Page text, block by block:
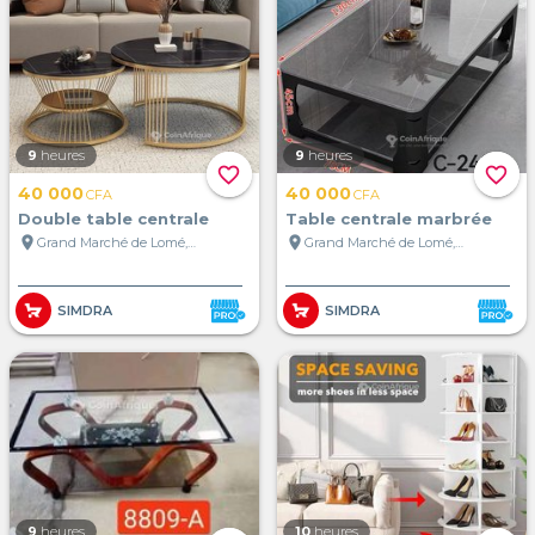
favorite_border
9 heures
40 000CFA
Double table centrale
location_on
Grand Marché de Lomé, Lomé, Togo
SIMDRA
favorite_border
9 heures
40 000CFA
Table centrale marbrée
location_on
Grand Marché de Lomé, Lomé, Togo
SIMDRA
9 heures 10 heures